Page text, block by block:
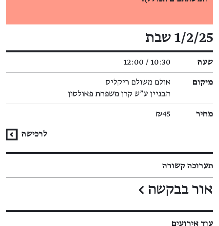
פרטי האירוע
1/2/25 שבת
שעה 10:30 / 12:00
מיקום
אולם משולם ריקליס
הבניין ע"ש קרן משפחת פאולסון
מחיר ₪45
לרכישה
תערוכה קשורה
אור בבקשה ←
עוד אירועים